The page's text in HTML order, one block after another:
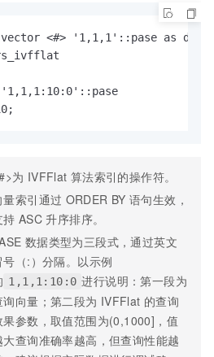
vector <#> '1,1,1'::pase as
'1,1,1:10:0'::pase
为 IVFFlat 算法索引的操作符。
量索引通过 ORDER BY 语句生效，
持 ASC 升序排序。
数据类型为三段式，通过英文
号（:）分隔。以示例
1,1,1:10:0 进行说明：第一段为
询向量；第二段为 IVFFlat 的查询
果参数，取值范围为(0,1000]，值
大查询准确率越高，但查询性能越